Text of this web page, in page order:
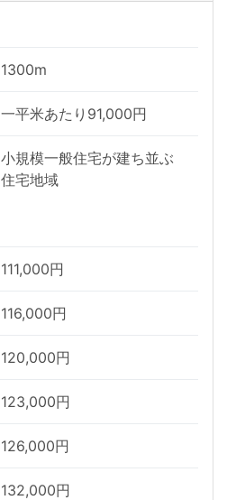
1300m
一平米あたり91,000円
小規模一般住宅が建ち並ぶ
住宅地域
111,000円
116,000円
120,000円
123,000円
126,000円
132,000円